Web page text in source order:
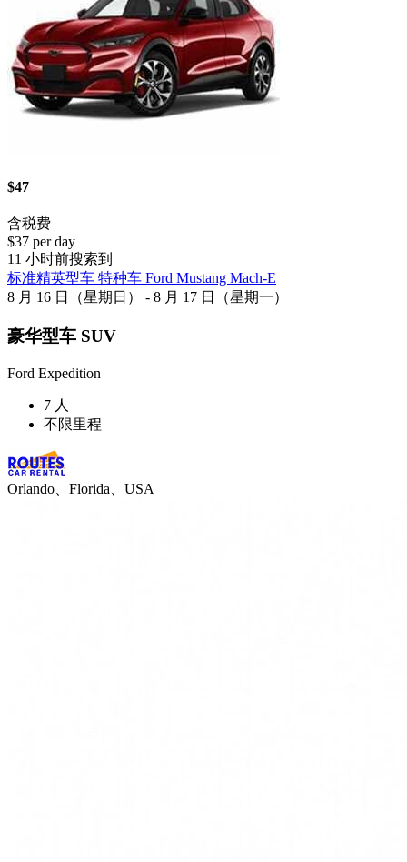
$47
含税费
$37 per day
11 小时前搜索到
标准精英型车 特种车 Ford Mustang Mach-E
8 月 16 日（星期日） - 8 月 17 日（星期一）
豪华型车 SUV
Ford Expedition
7 人
不限里程
Orlando、Florida、USA